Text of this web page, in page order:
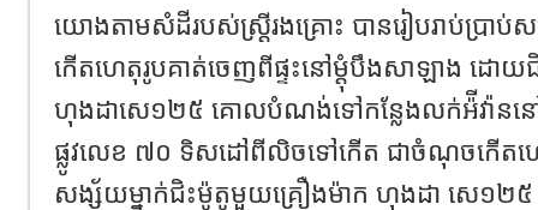
យោងតាមសំដីរបស់ស្រ្តីរងគ្រោះ បានរៀបរាប់ប្រាប់
កើតហេតុរូបគាត់ចេញពីផ្ទះនៅម្តុំបឹងសាឡាង ដោ
ហុងដាសេ១២៥ គោលបំណង់ទៅកន្លែងលក់អ៉ីវ៉ាននៅ
ផ្លូវលេខ ៧០ ទិសដៅពីលិចទៅកើត ជាចំណុចកើត
សង្ស័យម្នាក់ជិះម៉ូតូមួយគ្រឿងម៉ាក ហុងដា សេ១២